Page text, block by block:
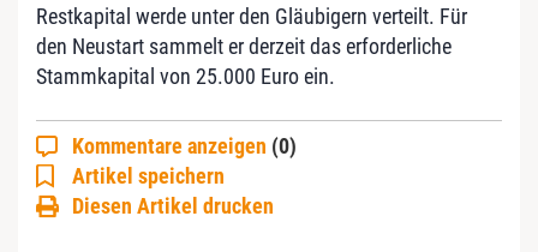
Restkapital werde unter den Gläubigern verteilt. Für
den Neustart sammelt er derzeit das erforderliche
Stammkapital von 25.000 Euro ein.
Kommentare anzeigen (0)
Artikel speichern
Diesen Artikel drucken